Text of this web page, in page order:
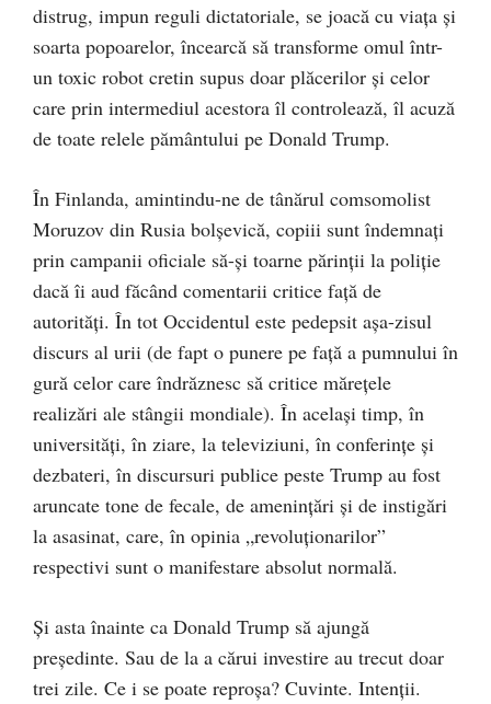
distrug, impun reguli dictatoriale, se joacă cu viaţa şi
soarta popoarelor, încearcă să transforme omul într-
un toxic robot cretin supus doar plăcerilor şi celor
care prin intermediul acestora îl controlează, îl acuză
de toate relele pământului pe Donald Trump.
În Finlanda, amintindu-ne de tânărul comsomolist
Moruzov din Rusia bolşevică, copiii sunt îndemnaţi
prin campanii oficiale să-şi toarne părinţii la poliţie
dacă îi aud făcând comentarii critice faţă de
autorităţi. În tot Occidentul este pedepsit aşa-zisul
discurs al urii (de fapt o punere pe faţă a pumnului în
gură celor care îndrăznesc să critice măreţele
realizări ale stângii mondiale). În acelaşi timp, în
universităţi, în ziare, la televiziuni, în conferinţe şi
dezbateri, în discursuri publice peste Trump au fost
aruncate tone de fecale, de ameninţări şi de instigări
la asasinat, care, în opinia „revoluţionarilor”
respectivi sunt o manifestare absolut normală.
Şi asta înainte ca Donald Trump să ajungă
preşedinte. Sau de la a cărui investire au trecut doar
trei zile. Ce i se poate reproşa? Cuvinte. Intenţii.